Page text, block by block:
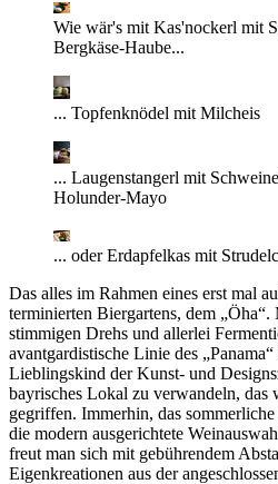
Wie wär's mit Kas'nockerl mit
Bergkäse-Haube...
... Topfenknödel mit Milcheis
... Laugenstangerl mit
Holunder-Mayo
... oder Erdapfelkas mit
Das alles im Rahmen eines erst mal
terminierten Biergartens, dem
stimmigen Drehs und allerlei
avantgardistische Linie des
Lieblingskind der Kunst- und
bayrisches Lokal zu verwandeln, das
gegriffen. Immerhin, das
die modern ausgerichtete
freut man sich mit gebührendem
Eigenkreationen aus der